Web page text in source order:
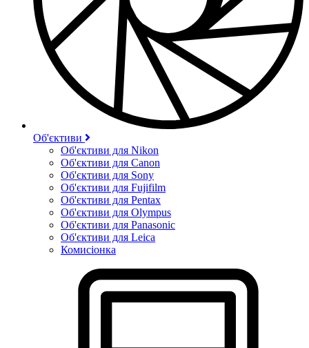
Об'єктиви
Об'єктиви для Nikon
Об'єктиви для Canon
Об'єктиви для Sony
Об'єктиви для Fujifilm
Об'єктиви для Pentax
Об'єктиви для Olympus
Об'єктиви для Panasonic
Об'єктиви для Leica
Комисіонка